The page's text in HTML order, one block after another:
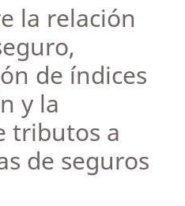
la relación
de índices
y la
tributos a
de seguros